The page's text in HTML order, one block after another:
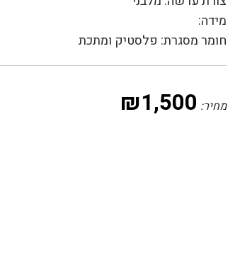
מידה:
חומר מסגרת: פלסטיק ומתכת
מחיר: ₪1,500